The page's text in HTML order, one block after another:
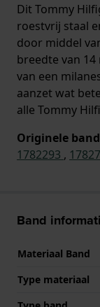
Dit Tommy
roestvrij staal
door middel
breedte van
van een
aanzet wat
alle Tommy
Originele
1782293 ,
Band
Materiaal Band
Type materiaal